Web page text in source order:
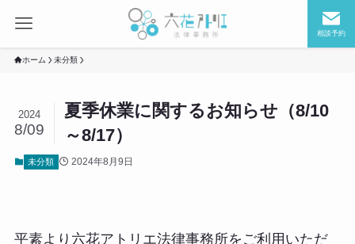
相談予約
ホーム 未分類
夏季休業に関するお知らせ（8/10
～8/17）
2024
8/09
未分類 2024年8月9日
平素より六花アトリエ法律事務所をご利用いただ